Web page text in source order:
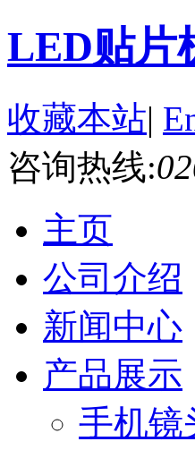
LED贴片
收藏本站|
咨询热线:
主页
公司介绍
新闻中心
产品展示
手机镜